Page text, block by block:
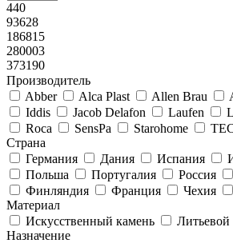
440
93628
186815
280003
373190
Производитель
Abber
Alca Plast Allen Brau
Iddis
Jacob Delafon Laufen
Roca
SensPa Starohome
Страна
Германия
Дания Испания
Польша
Португалия Россия
Финляндия
Франция Чехия
Материал
Искусственный камень
Назначение